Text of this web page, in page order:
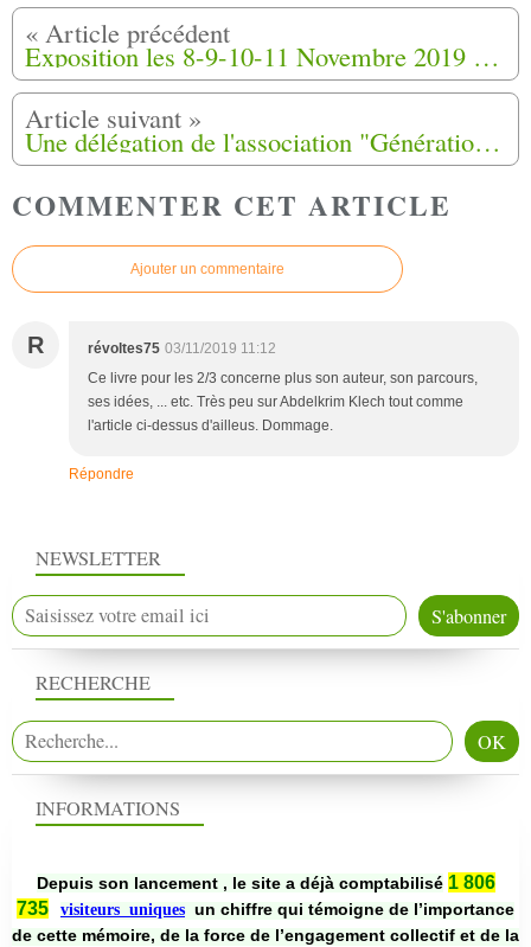
Exposition les 8-9-10-11 Novembre 2019 de 14 H à 18 h à Lescar (64)
Une délégation de l'association "Générations Harkis", s'est rendue à la cérémonie du 19 octobre à Rivesaltes (66).
COMMENTER CET ARTICLE
Ajouter un commentaire
R révoltes75 03/11/2019 11:12
Ce livre pour les 2/3 concerne plus son auteur, son parcours,
ses idées, ... etc. Très peu sur Abdelkrim Klech tout comme
l'article ci-dessus d'ailleus. Dommage.
Répondre
NEWSLETTER
RECHERCHE
INFORMATIONS
Depuis son lancement , le site a déjà comptabilisé 1 806
735
visiteurs uniques un chiffre qui témoigne de l’importance
de cette mémoire, de la force de l’engagement collectif et de la